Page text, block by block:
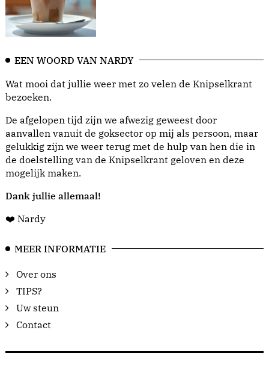
EEN WOORD VAN NARDY
Wat mooi dat jullie weer met zo velen de Knipselkrant
bezoeken.
De afgelopen tijd zijn we afwezig geweest door
aanvallen vanuit de goksector op mij als persoon, maar
gelukkig zijn we weer terug met de hulp van hen die in
de doelstelling van de Knipselkrant geloven en deze
mogelijk maken.
Dank jullie allemaal!
❤️ Nardy
MEER INFORMATIE
Over ons
TIPS?
Uw steun
Contact